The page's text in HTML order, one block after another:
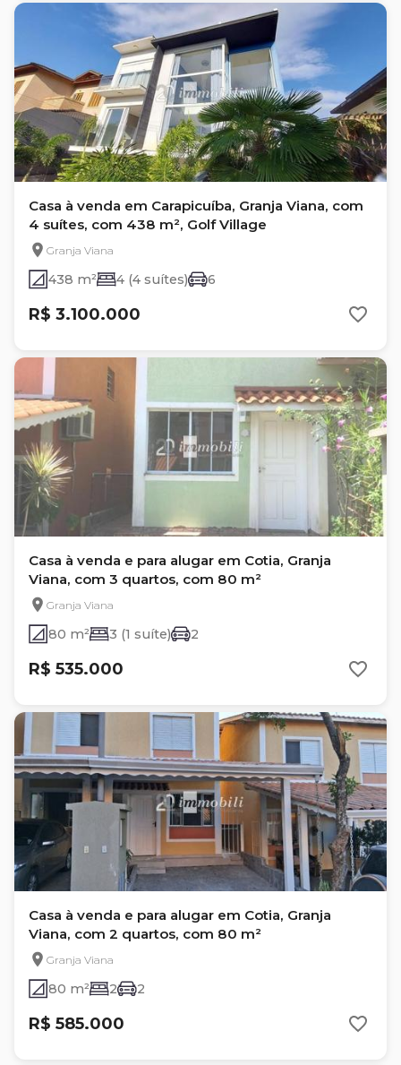
Casa à venda em Carapicuíba, Granja Viana, com
4 suítes, com 438 m², Golf Village
Granja Viana
438 m² 4 (4 suítes) 6
R$ 3.100.000
Casa à venda e para alugar em Cotia, Granja
Viana, com 3 quartos, com 80 m²
Granja Viana
80 m² 3 (1 suíte) 2
R$ 535.000
Casa à venda e para alugar em Cotia, Granja
Viana, com 2 quartos, com 80 m²
Granja Viana
80 m² 2 2
R$ 585.000